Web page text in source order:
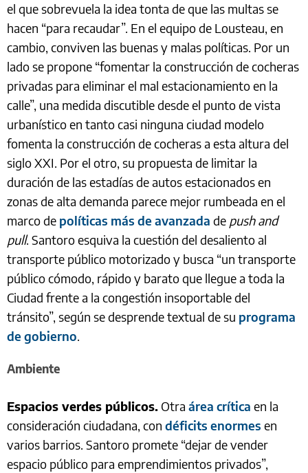
el que sobrevuela la idea tonta de que las multas se
hacen “para recaudar”. En el equipo de Lousteau, en
cambio, conviven las buenas y malas políticas. Por un
lado se propone “fomentar la construcción de cocheras
privadas para eliminar el mal estacionamiento en la
calle”, una medida discutible desde el punto de vista
urbanístico en tanto casi ninguna ciudad modelo
fomenta la construcción de cocheras a esta altura del
siglo XXI. Por el otro, su propuesta de limitar la
duración de las estadías de autos estacionados en
zonas de alta demanda parece mejor rumbeada en el
marco de políticas más de avanzada de push and
pull. Santoro esquiva la cuestión del desaliento al
transporte público motorizado y busca “un transporte
público cómodo, rápido y barato que llegue a toda la
Ciudad frente a la congestión insoportable del
tránsito”, según se desprende textual de su programa
de gobierno.
Ambiente
Espacios verdes públicos. Otra área crítica en la
consideración ciudadana, con déficits enormes en
varios barrios. Santoro promete “dejar de vender
espacio público para emprendimientos privados”,